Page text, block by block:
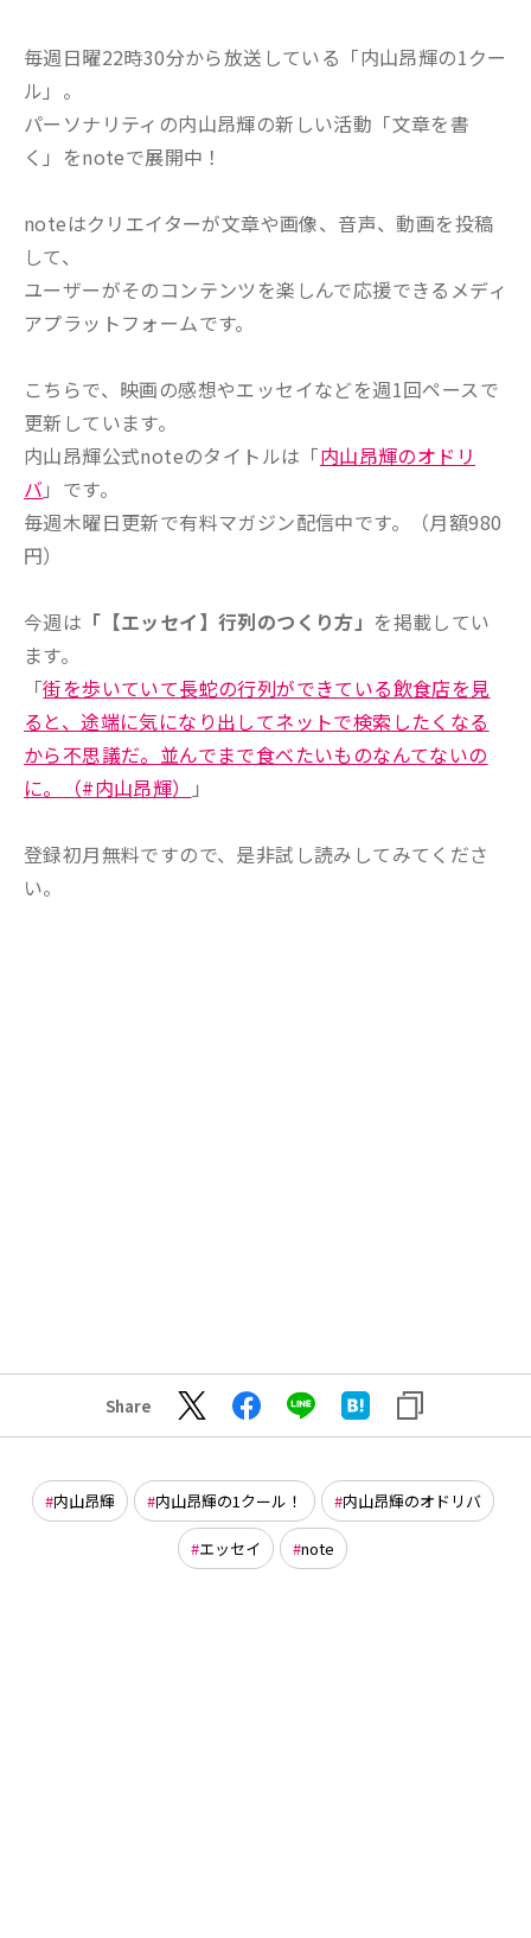
毎週日曜22時30分から放送している「内山昂輝の1クー
ル」。
パーソナリティの内山昂輝の新しい活動「文章を書
く」をnoteで展開中！
noteはクリエイターが文章や画像、音声、動画を投稿
して、
ユーザーがそのコンテンツを楽しんで応援できるメディ
アプラットフォームです。
こちらで、映画の感想やエッセイなどを週1回ペースで
更新しています。
内山昂輝公式noteのタイトルは「内山昂輝のオドリ
バ 」です。
毎週木曜日更新で有料マガジン配信中です。（月額980
円）
今週は 「【エッセイ】行列のつくり方」 を掲載してい
ます。
「街を歩いていて長蛇の行列ができている飲食店を見
ると、途端に気になり出してネットで検索したくなる
から不思議だ。並んでまで食べたいものなんてないの
に。
（#内山昂輝） 」
登録初月無料ですので、是非試し読みしてみてくださ
い。
Share
内山昂輝 内山昂輝の1クール！ 内山昂輝のオドリバ
エッセイ note